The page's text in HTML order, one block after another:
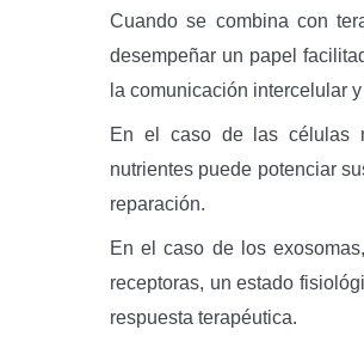
Cuando se combina con
desempeñar un papel
la comunicación intercelular
En el caso de las células
nutrientes puede potenciar
reparación.
En el caso de los
receptoras, un estado
respuesta terapéutica.